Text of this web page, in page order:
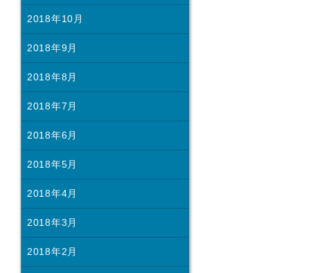
2018年10月
2018年9月
2018年8月
2018年7月
2018年6月
2018年5月
2018年4月
2018年3月
2018年2月